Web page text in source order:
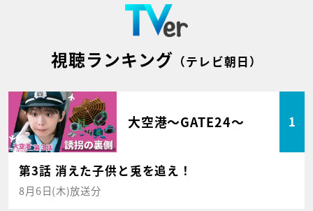
視聴ランキング （テレビ朝日）
大空港～GATE24～ 1
第3話 消えた子供と兎を追え！
8月6日(木)放送分